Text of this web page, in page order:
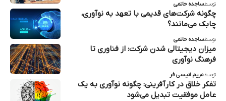
توسطساجده حاتمی
چگونه شرکت‌های قدیمی با تعهد به نوآوری،
چابک می‌مانند؟
توسطساجده حاتمی
میزان دیجیتالی شدن شرکت: از فناوری تا
فرهنگ نوآوری
توسطمریم انیسی فر
تفکر خلاق در کارآفرینی: چگونه نوآوری به یک
عامل موفقیت تبدیل می‌شود